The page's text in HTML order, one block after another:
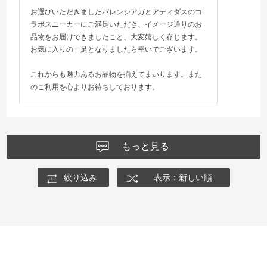
お選びいただきましたバレンシアガとアディダスのコ
ラボスニーカーにご満足いただき、イメージ通りのお
品物をお届けできましたこと、大変嬉しく存じます。
お気に入りの一足となりましたら幸いでございます。
これからも魅力あるお品物を揃えてまいります。また
のご利用を心よりお待ちしております。
もっと見る
絞り込み 表示：新しい順